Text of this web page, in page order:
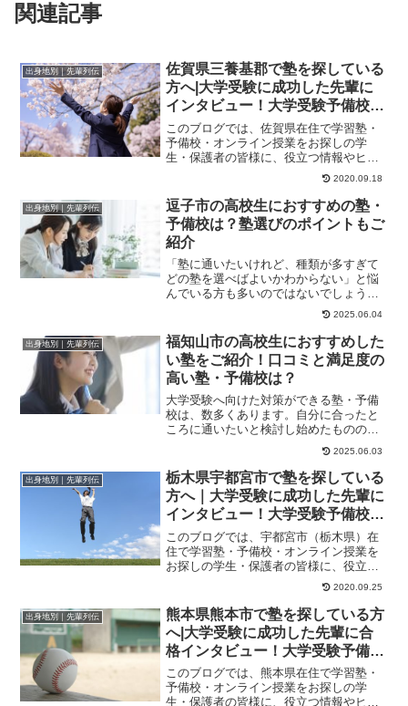
関連記事
出身地別｜先輩列伝
佐賀県三養基郡で塾を探している
方へ|大学受験に成功した先輩に
インタビュー！大学受験予備校四
谷学院
このブログでは、佐賀県在住で学習塾・
予備校・オンライン授業をお探しの学
生・保護者の皆様に、役立つ情報やヒン
トになる情報をお伝えします。たった１
2020.09.18
出身地別｜先輩列伝
逗子市の高校生におすすめの塾・
予備校は？塾選びのポイントもご
紹介
「塾に通いたいけれど、種類が多すぎて
どの塾を選べばよいかわからない」と悩
んでいる方も多いのではないでしょう
か。この記事では、逗子市で塾・予備校
2025.06.04
出身地別｜先輩列伝
福知山市の高校生におすすめした
い塾をご紹介！口コミと満足度の
高い塾・予備校は？
大学受験へ向けた対策ができる塾・予備
校は、数多くあります。自分に合ったと
ころに通いたいと検討し始めたものの、
自分に合った塾や予備校をどのように選
2025.06.03
出身地別｜先輩列伝
栃木県宇都宮市で塾を探している
方へ｜大学受験に成功した先輩に
インタビュー！大学受験予備校四
谷学院
このブログでは、宇都宮市（栃木県）在
住で学習塾・予備校・オンライン授業を
お探しの学生・保護者の皆様に、役立つ
情報やヒントになる情報をお伝えしま
2020.09.25
出身地別｜先輩列伝
熊本県熊本市で塾を探している方
へ|大学受験に成功した先輩に合
格インタビュー！大学受験予備校
四谷学院
このブログでは、熊本県在住で学習塾・
予備校・オンライン授業をお探しの学
生・保護者の皆様に、役立つ情報やヒン